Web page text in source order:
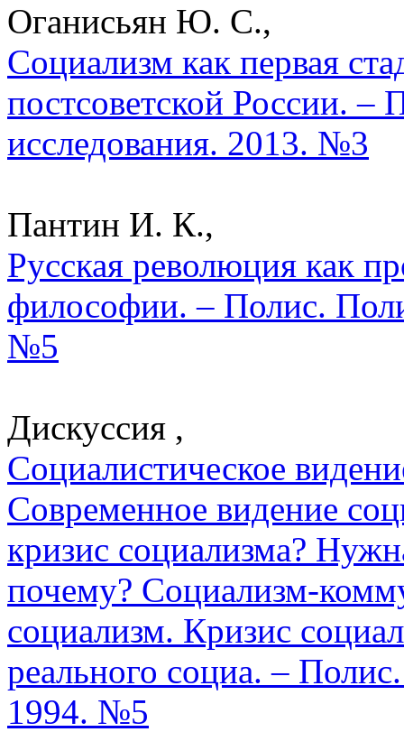
Оганисьян Ю. С.,
Социализм как первая
постсоветской России. –
исследования. 2013. №3
Пантин И. К.,
Русская революция как
философии. – Полис.
№5
Дискуссия ,
Социалистическое
Современное видение
кризис социализма?
почему? Социализм-
социализм. Кризис
реального социа. –
1994. №5